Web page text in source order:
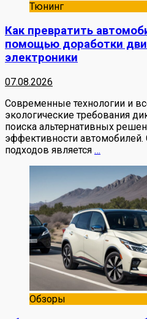
Тюнинг
Как превратить
помощью доработки
электроники
07.08.2026
Современные технологии и
экологические требования
поиска альтернативных
эффективности
подходов является …
Обзоры